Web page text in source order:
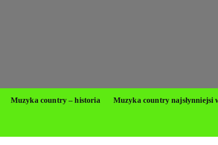
Muzyka country – historia Muzyka country najsłynniejsi